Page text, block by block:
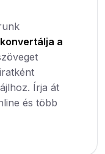
konvertálja a
Írja át
és több